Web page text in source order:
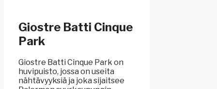
Giostre Batti Cinque
Park
Giostre Batti Cinque Park on
huvipuisto, jossa on useita
nähtävyyksiä ja joka sijaitsee